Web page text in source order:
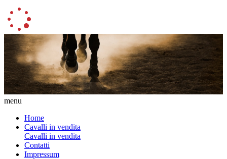
menu
Home
Cavalli in vendita
Cavalli in vendita
Contatti
Impressum